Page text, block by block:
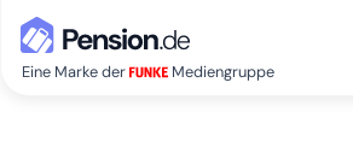
Eine Marke der Mediengruppe